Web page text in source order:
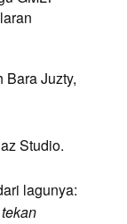
Bara Juzty,
Studio.
lagunya: